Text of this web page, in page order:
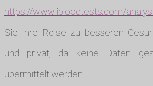
https://www.ibloodtests.com/
Sie Ihre Reise zu besseren
und privat, da keine Daten
übermittelt werden.